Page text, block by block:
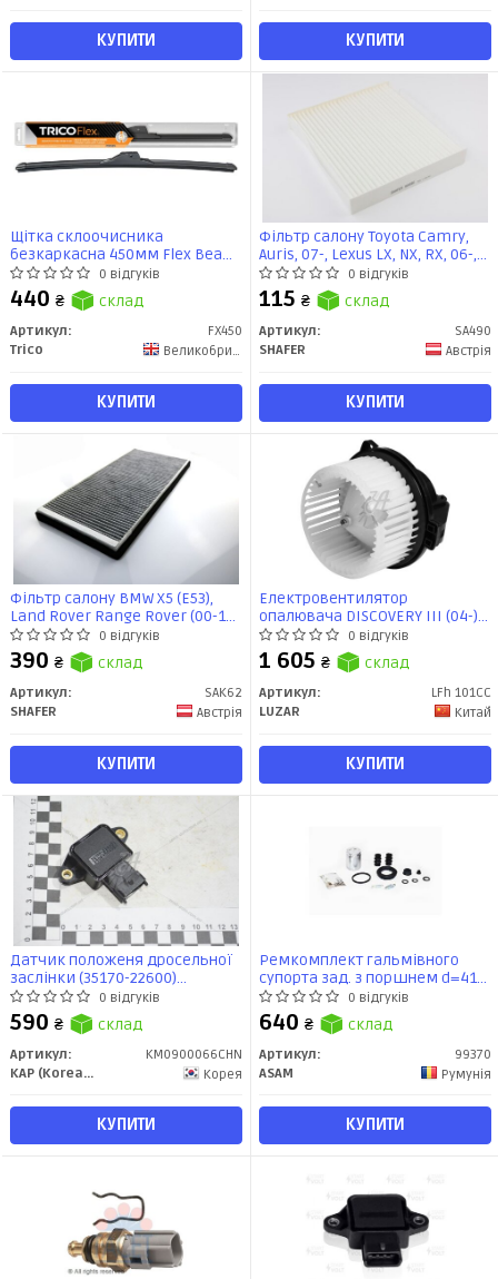
КУПИТИ КУПИТИ
Щітка склоочисника
безкаркасна 450мм Flex Beam
Blade (FX450) TRICO
0 відгуків
440 ₴ склад
Артикул:
FX450
Trico
Великобритания
КУПИТИ
Фільтр салону Toyota Camry,
Auris, 07-, Lexus LX, NX, RX, 06-,
LR RR IV, Velar, 14- (SA490)
SHAFER
0 відгуків
115 ₴ склад
Артикул:
SA490
SHAFER
Австрія
КУПИТИ
Фільтр салону BMW X5 (E53),
Land Rover Range Rover (00-12),
вугільний (SAK62) SHAFER
0 відгуків
390 ₴ склад
Артикул:
SAK62
SHAFER
Австрія
КУПИТИ
Електровентилятор
опалювача DISCOVERY III (04-)/
RANGE ROVER SPORT (05-) (LFh
101CC) Luzar
0 відгуків
1 605 ₴ склад
Артикул:
LFh 101CC
LUZAR
Китай
КУПИТИ
Датчик положеня дросельної
заслінки (35170-22600)
Accent(00-)/Elantra(00-)/Tucson(04-)
(KM0900066CHN) KAP
0 відгуків
590 ₴ склад
Артикул:
KM0900066CHN
KAP (KoreaAutoParts)
Корея
КУПИТИ
Ремкомплект гальмівного
супорта зад. з поршнем d=41
мм
VAG/PSA/Renault/Fiat/Jeep/
(99370) Asam
0 відгуків
640 ₴ склад
Артикул:
99370
ASAM
Румунія
КУПИТИ